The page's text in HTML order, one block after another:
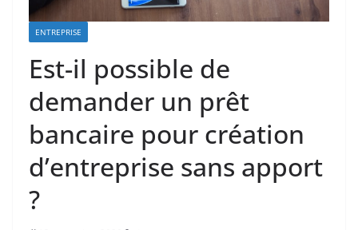
ENTREPRISE
Est-il possible de
demander un prêt
bancaire pour création
d’entreprise sans apport
?